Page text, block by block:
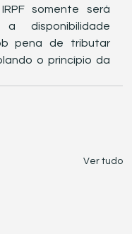
somente será
disponibilidade
pena de tributar
o princípio da
Ver tudo